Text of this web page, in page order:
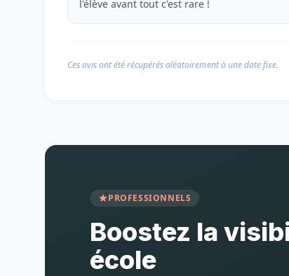
l'élève avant tout c'est rare !
Ces avis ont été récupérés aléatoirement à une date fixe.
PROFESSIONNELS
Boostez la
école